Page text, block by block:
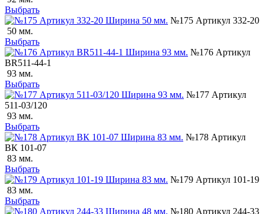
Выбрать
№175 Артикул 332-20
50 мм.
Выбрать
№176 Артикул
ВR511-44-1
93 мм.
Выбрать
№177 Артикул
511-03/120
93 мм.
Выбрать
№178 Артикул
ВК 101-07
83 мм.
Выбрать
№179 Артикул 101-19
83 мм.
Выбрать
№180 Артикул 244-33